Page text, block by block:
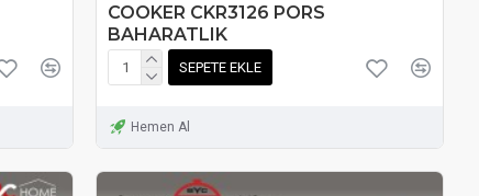
COOKER CKR3126 PORS
BAHARATLIK
SEPETE EKLE
Hemen Al